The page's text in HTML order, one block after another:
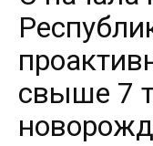
свыше 7